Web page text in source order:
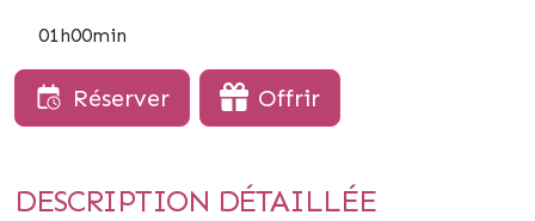
01h00min
Réserver Offrir
DESCRIPTION DÉTAILLÉE